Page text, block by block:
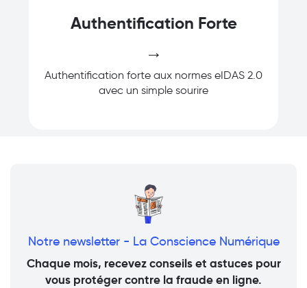
Authentification Forte
→
Authentification forte aux normes eIDAS 2.0
avec un simple sourire
Notre newsletter - La Conscience Numérique
Chaque mois, recevez conseils et astuces pour
vous protéger contre la fraude en ligne.